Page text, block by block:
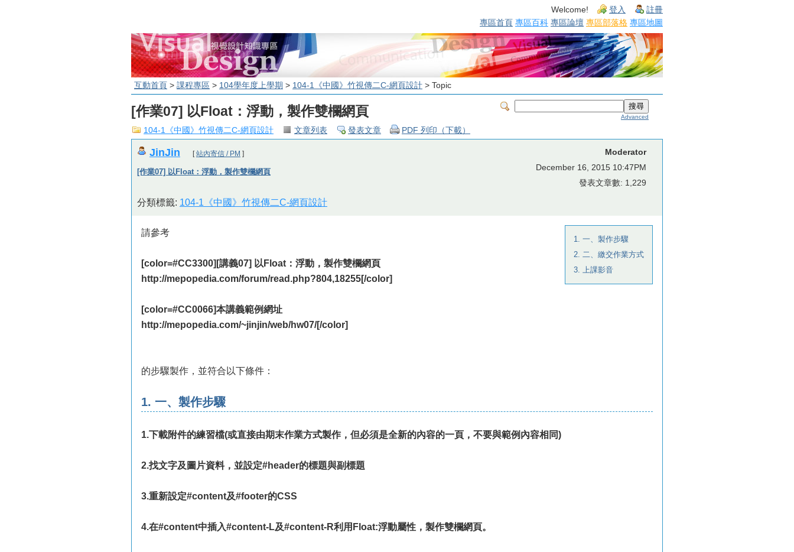
Welcome! 登入 註冊
專區首頁 專區百科 專區論壇 專區部落格 專區地圖
互動首頁 > 課程專區 > 104學年度上學期 > 104-1《中國》竹視傳二C-網頁設計 > Topic
Advanced
[作業07] 以Float：浮動，製作雙欄網頁
104-1《中國》竹視傳二C-網頁設計 文章列表 發表文章 PDF 列印（下載）
JinJin [站內寄信 / PM ]
[作業07] 以Float：浮動，製作雙欄網頁
分類標籤: 104-1《中國》竹視傳二C-網頁設計
Moderator
December 16, 2015 10:47PM
發表文章數: 1,229
1. 一、製作步驟
2. 二、繳交作業方式
3. 上課影音
請參考
[color=#CC3300][講義07] 以Float：浮動，製作雙欄網頁
http://mepopedia.com/forum/read.php?804,18255[/color]
[color=#CC0066]本講義範例網址
http://mepopedia.com/~jinjin/web/hw07/[/color]
的步驟製作，並符合以下條件：
1. 一、製作步驟
1.下載附件的練習檔(或直接由期末作業方式製作，但必須是全新的內容的一頁，不要與範例內容相同)
2.找文字及圖片資料，並設定#header的標題與副標題
3.重新設定#content及#footer的CSS
4.在#content中插入#content-L及#content-R利用Float:浮動屬性，製作雙欄網頁。